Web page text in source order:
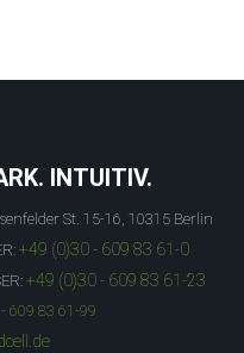
INTUITIV.
St. 15-16, 10315 Berlin
+49 (0)30 - 609 83 61-0
+49 (0)30 - 609 83 61-23
609 83 61-99